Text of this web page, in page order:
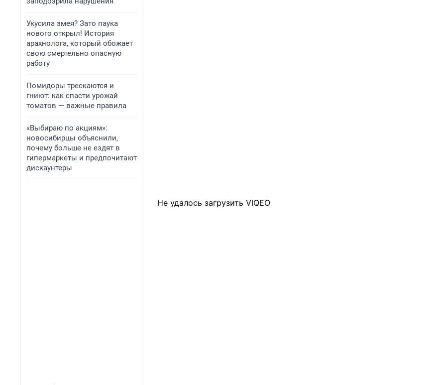
Укусила змея? Зато паука
нового открыл! История
арахнолога, который обожает
свою смертельно опасную
работу
Помидоры трескаются и
гниют: как спасти урожай
томатов — важные правила
«Выбираю по акциям»:
новосибирцы объяснили,
почему больше не ездят в
гипермаркеты и предпочитают
дискаунтеры
Не удалось загрузить VIQEO